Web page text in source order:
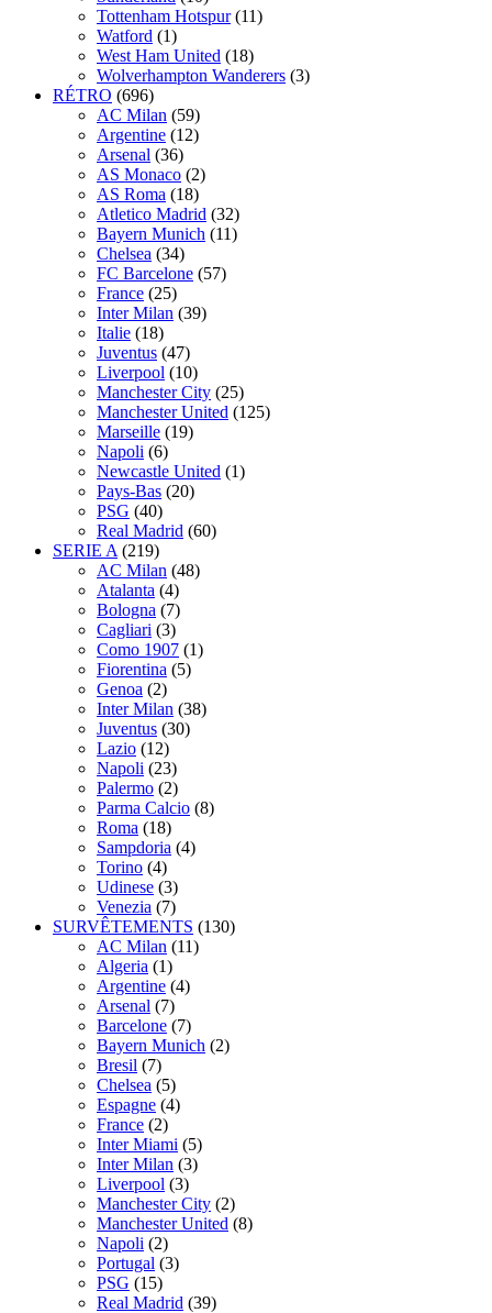
Tottenham Hotspur (11)
Watford (1)
West Ham United (18)
Wolverhampton Wanderers (3)
RÉTRO (696)
AC Milan (59)
Argentine (12)
Arsenal (36)
AS Monaco (2)
AS Roma (18)
Atletico Madrid (32)
Bayern Munich (11)
Chelsea (34)
FC Barcelone (57)
France (25)
Inter Milan (39)
Italie (18)
Juventus (47)
Liverpool (10)
Manchester City (25)
Manchester United (125)
Marseille (19)
Napoli (6)
Newcastle United (1)
Pays-Bas (20)
PSG (40)
Real Madrid (60)
SERIE A (219)
AC Milan (48)
Atalanta (4)
Bologna (7)
Cagliari (3)
Como 1907 (1)
Fiorentina (5)
Genoa (2)
Inter Milan (38)
Juventus (30)
Lazio (12)
Napoli (23)
Palermo (2)
Parma Calcio (8)
Roma (18)
Sampdoria (4)
Torino (4)
Udinese (3)
Venezia (7)
SURVÊTEMENTS (130)
AC Milan (11)
Algeria (1)
Argentine (4)
Arsenal (7)
Barcelone (7)
Bayern Munich (2)
Bresil (7)
Chelsea (5)
Espagne (4)
France (2)
Inter Miami (5)
Inter Milan (3)
Liverpool (3)
Manchester City (2)
Manchester United (8)
Napoli (2)
Portugal (3)
PSG (15)
Real Madrid (39)